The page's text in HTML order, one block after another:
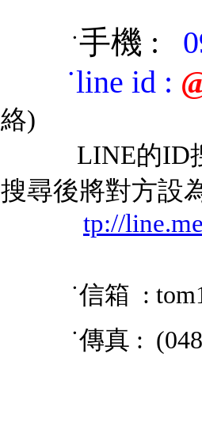
˙手機 :
˙line id :
絡)
LINE的ID搜
搜尋後將對方設
tp://
˙信箱 :
˙傳真 :